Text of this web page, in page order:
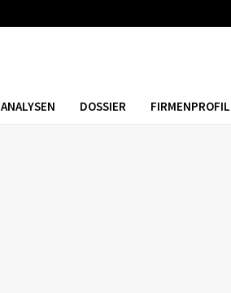
ANALYSEN DOSSIER